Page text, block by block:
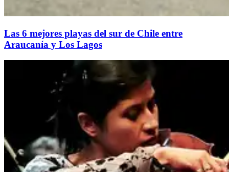
Las 6 mejores playas del sur de Chile entre
Araucanía y Los Lagos